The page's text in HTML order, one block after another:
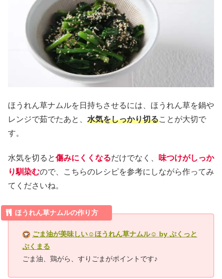
ほうれん草ナムルを日持ちさせるには、ほうれん草を鍋や
レンジで茹でたあと、 水気をしっかり切ることが大切で
す。
水気を切ると傷みにくくなるだけでなく、
味つけがしっか
り馴染むので、こちらのレシピを参考にしながら作ってみ
てくださいね。
ほうれん草ナムルの作り方
ごま油が美味しい☺ほうれん草ナムル☺ by ぷくっと
ぷくまる
ごま油、鶏がら、すりごまがポイントです♪